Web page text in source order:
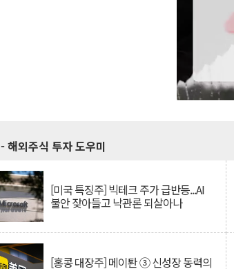
- 해외주식 투자 도우미
[미국 특징주] 빅테크 주가 급반등...AI
불안 잦아들고 낙관론 되살아나
[홍콩 대장주] 메이퇀 ③ 신성장 동력의